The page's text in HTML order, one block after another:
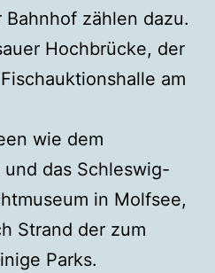
zählen dazu.
Hochbrücke, der
am
wie dem
das Schleswig-
in Molfsee,
Strand der zum
Parks.